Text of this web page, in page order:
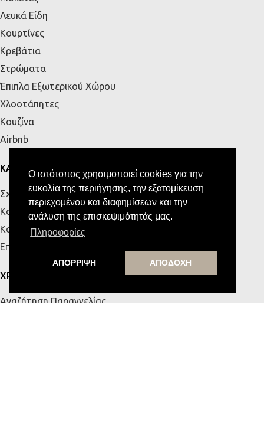
Ο ιστότοπος χρησιμοποιεί cookies για την
ευκολία της περιήγησης, την εξατομίκευση
περιεχομένου και διαφημίσεων και την
ανάλυση της επισκεψιμότητάς μας.
Πληροφορίες
ΑΠΟΡΡΙΨΗ ΑΠΟΔΟΧΗ
Λευκά Είδη
Κουρτίνες
Κρεβάτια
Στρώματα
Έπιπλα Εξωτερικού Χώρου
Χλοοτάπητες
Κουζίνα
Airbnb
ΚΑΤΑΣΤΗΜΑΤΑ
Σχετικά με εμάς
Κατάστημα Πάτρας
Κατάστημα Κρήτης
Επικοινωνία
ΧΡΗΣΙΜΑ
Αναζήτηση Παραγγελίας